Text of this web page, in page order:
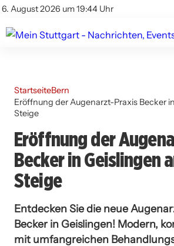
6. August 2026 um 19:44 Uhr
Impressum
Branchenbuch
Werbung
StartseiteBern
Eröffnung der Augenarzt-Praxis Becker
Steige
Eröffnung der
Becker in Geislingen
Steige
Entdecken Sie die neue
Becker in Geislingen! Modern,
mit umfangreichen